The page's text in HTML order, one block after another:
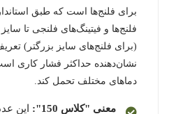
برای فلنج‌ها است که طبق
فلنج‌ها و فیتینگ‌های فلنجی تا سایز 24 اینچ) و
(برای فلنج‌های سایز بزرگتر)
نشان‌دهنده حداکثر فشار کاری
دماهای مختلف تحمل کند.
معنی "کلاس 150":
این